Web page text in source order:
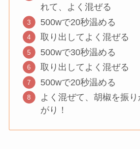
れて、よく混ぜる
500wで20秒温める
取り出してよく混ぜる
500wで30秒温める
取り出してよく混ぜる
500wで20秒温める
よく混ぜて、胡椒を振
がり！